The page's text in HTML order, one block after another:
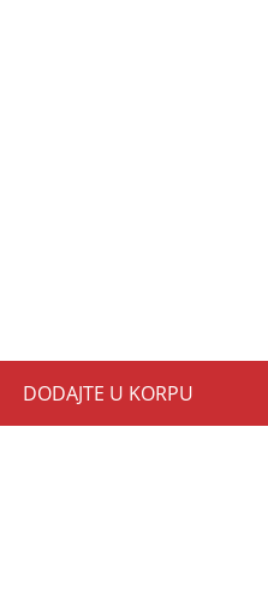
DODAJTE U KORPU